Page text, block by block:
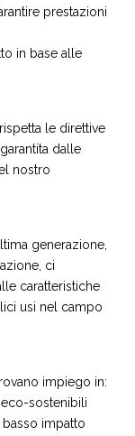
prestazioni
in base alle
le direttive
dalle
nostro
generazione,
ci
caratteristiche
usi nel campo
impiego in:
sostenibili
impatto